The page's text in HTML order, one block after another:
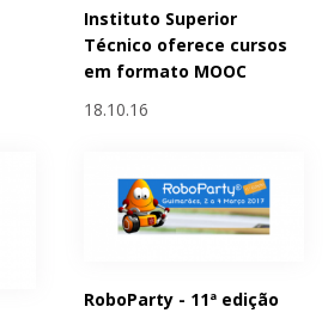
Instituto Superior
Técnico oferece cursos
em formato MOOC
18.10.16
RoboParty - 11ª edição